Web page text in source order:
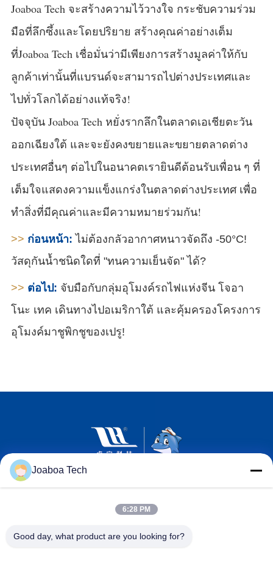
Joaboa Tech จะสร้างความไว้วางใจ กระชับความร่วม
มือที่ลึกซึ้งและโดยปริยาย สร้างคุณค่าอย่างเต็ม
ที่Joaboa Tech เชื่อมั่นว่ามีเพียงการสร้างมูลค่าให้กับ
ลูกค้าเท่านั้นที่แบรนด์จะสามารถไปต่างประเทศและ
ไปทั่วโลกได้อย่างแท้จริง!
ปัจจุบัน Joaboa Tech หยั่งรากลึกในตลาดเอเชียตะวัน
ออกเฉียงใต้ และจะยังคงขยายและขยายตลาดต่าง
ประเทศอื่นๆ ต่อไปในอนาคตเรายินดีต้อนรับเพื่อน ๆ ที่
เต็มใจแสดงความแข็งแกร่งในตลาดต่างประเทศ เพื่อ
ทำสิ่งที่มีคุณค่าและมีความหมายร่วมกัน!
>> ก่อนหน้า:ไม่ต้องกลัวอากาศหนาวจัดถึง -50°C!
วัสดุกันน้ำชนิดใดที่ "ทนความเย็นจัด" ได้?
>> ต่อไป: จับมือกับกลุ่มอุโมงค์รถไฟแห่งจีน โจอา
โนะ เทค เดินทางไปอเมริกาใต้ และคุ้มครองโครงการ
อุโมงค์มาชูพิกชูของเปรู!
Joaboa Tech
6:28 PM
Good day, what product are you looking for?